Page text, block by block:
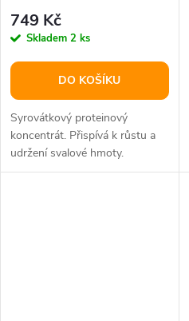
749 Kč
Skladem 2 ks
DO KOŠÍKU
Syrovátkový proteinový
koncentrát. Přispívá k růstu a
udržení svalové hmoty.